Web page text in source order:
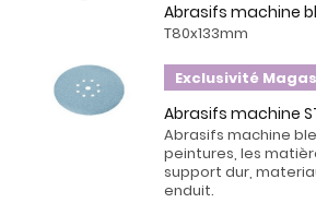
Abrasifs machine
T80x133mm
Exclusivité
Abrasifs machine
Abrasifs machine
peintures, les
support dur,
enduit.